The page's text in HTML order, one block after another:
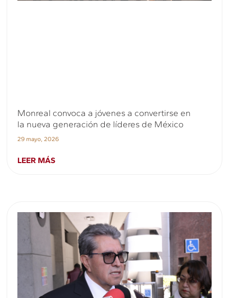
Monreal convoca a jóvenes a convertirse en
la nueva generación de líderes de México
29 mayo, 2026
LEER MÁS